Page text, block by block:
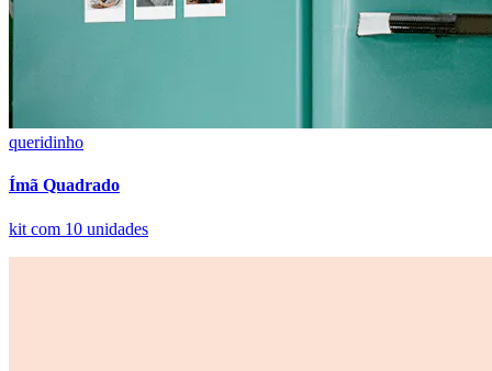
queridinho
Ímã Quadrado
kit com 10 unidades